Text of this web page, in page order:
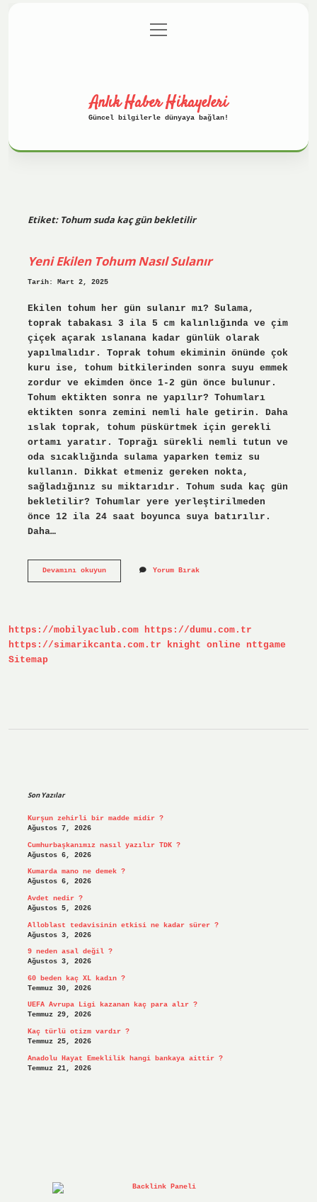
Gizlilik Politikası
menüyü
aç
Anlık Haber Hikayeleri
Güncel bilgilerle dünyaya bağlan!
Etiket: Tohum suda kaç gün bekletilir
Yeni Ekilen Tohum Nasıl Sulanır
Tarih: Mart 2, 2025
Ekilen tohum her gün sulanır mı? Sulama,
toprak tabakası 3 ila 5 cm kalınlığında ve çim
çiçek açarak ıslanana kadar günlük olarak
yapılmalıdır. Toprak tohum ekiminin önünde çok
kuru ise, tohum bitkilerinden sonra suyu emmek
zordur ve ekimden önce 1-2 gün önce bulunur.
Tohum ektikten sonra ne yapılır? Tohumları
ektikten sonra zemini nemli hale getirin. Daha
ıslak toprak, tohum püskürtmek için gerekli
ortamı yaratır. Toprağı sürekli nemli tutun ve
oda sıcaklığında sulama yaparken temiz su
kullanın. Dikkat etmeniz gereken nokta,
sağladığınız su miktarıdır. Tohum suda kaç gün
bekletilir? Tohumlar yere yerleştirilmeden
önce 12 ila 24 saat boyunca suya batırılır.
Daha…
Devamını okuyunYeni
Yorum Bırak
https://mobilyaclub.com https://dumu.com.tr
https://simarikcanta.com.tr
knight online
nttgame
Sitemap
Son Yazılar
Kurşun zehirli bir madde midir ?
Ağustos 7, 2026
Cumhurbaşkanımız nasıl yazılır TDK ?
Ağustos 6, 2026
Kumarda mano ne demek ?
Ağustos 6, 2026
Avdet nedir ?
Ağustos 5, 2026
Alloblast tedavisinin etkisi ne kadar sürer ?
Ağustos 3, 2026
9 neden asal değil ?
Ağustos 3, 2026
60 beden kaç XL kadın ?
Temmuz 30, 2026
UEFA Avrupa Ligi kazanan kaç para alır ?
Temmuz 29, 2026
Kaç türlü otizm vardır ?
Temmuz 25, 2026
Anadolu Hayat Emeklilik hangi bankaya aittir ?
Temmuz 21, 2026